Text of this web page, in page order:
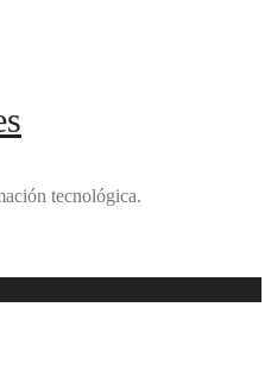
tecnológica.